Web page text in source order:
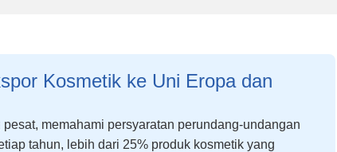
Kosmetik ke Uni Eropa dan
memahami persyaratan perundang-undangan
tahun, lebih dari 25% produk kosmetik yang